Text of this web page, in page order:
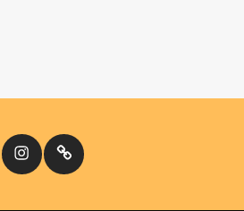
InstagramКіномандри